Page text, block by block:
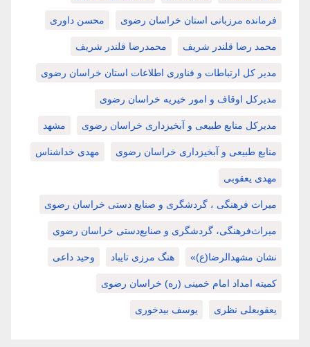
فرمانده مرزبانی استان خراسان رضوی محسن داوری
محمد رضا قلندر شریف محمدرضا قلندر شریف
مدیر کل ارتباطات و فناوری اطلاعات استان خراسان رضوی
مدیرکل اوقاف و امور خیریه خراسان رضوی
مدیرکل منابع طبیعی و آبخیزداری خراسان رضوی مشهد
منابع طبیعی و آبخیزداری خراسان رضوی مهدی خداشناس
مهدی یعقوبی
میراث فرهنگی ، گردشگری و صنایع دستی خراسان رضوی
میراث‌فرهنگی، گردشگری و صنایع‌دستی خراسان رضوی
نشان مشهدالرضا(ع)» هنگ مرزی تایباد وحید داعی
کمیته امداد امام خمینی (ره) خراسان رضوی
یعقوبعلی نظری یوسف بیدخوری